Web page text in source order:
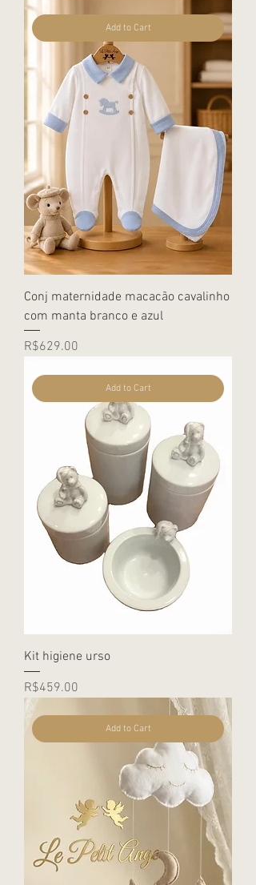
Add to Cart
Conj maternidade macacão cavalinho
com manta branco e azul
Price
R$629.00
Add to Cart
Kit higiene urso
Price
R$459.00
Add to Cart